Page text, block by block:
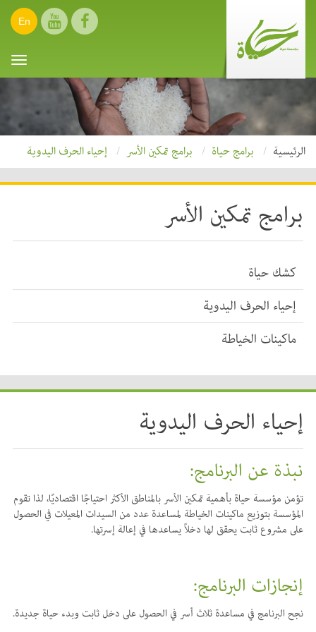
En
الرئيسية برامج حياة برامج تمكين الأسر إحياء الحرف اليدوية
برامج تمكين الأسر
كشك حياة
إحياء الحرف اليدوية
ماكينات الخياطة
إحياء الحرف اليدوية
نبذة عن البرنامج:
تؤمن مؤسسة حياة بأهمية تمكين الأسر بالمناطق الأكثر احتياجًا اقتصاديًا، لذا تقوم
المؤسسة بتوزيع ماكينات الخياطة لمساعدة عدد من السيدات المعيلات في الحصول
على مشروع ثابت يحقق لها دخلاً يساعدها في إعالة إسرتها.
إنجازات البرنامج:
نجح البرنامج في مساعدة ثلاث أسر في الحصول على دخل ثابت وبدء حياة جديدة.